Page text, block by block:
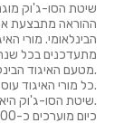
שיטת הסו-ג'וק
ההוראה מתבצעת
הבינלאומי. מורי
מתעדכנים בכל שנה
מטעם האיגוד הבינלאומי מספר פעמים בשנה.
כל מורי האיגוד עוסקים גם בפעילות התנדבותית.
שיטת הסו-ג'וק היא מעיין "תוכנת קוד פתוח" אשר מתפתחת ללא הרף.